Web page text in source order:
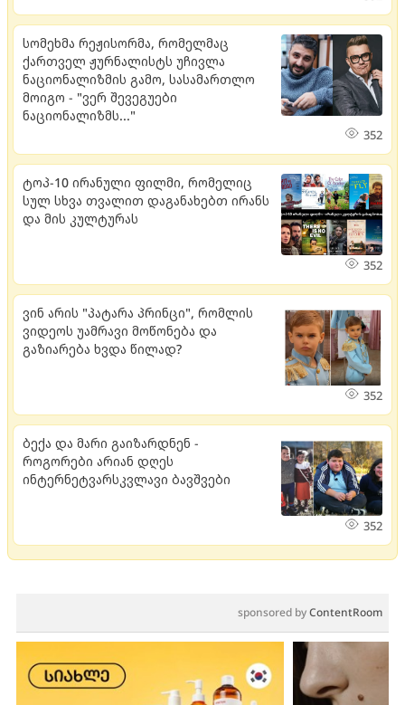
სომეხმა რეჟისორმა, რომელმაც
ქართველ ჟურნალისტს უჩივლა
ნაციონალიზმის გამო, სასამართლო
მოიგო - "ვერ შევეგუები
ნაციონალიზმს..."
352
ტოპ-10 ირანული ფილმი, რომელიც
სულ სხვა თვალით დაგანახებთ ირანს
და მის კულტურას
352
ვინ არის "პატარა პრინცი", რომლის
ვიდეოს უამრავი მოწონება და
გაზიარება ხვდა წილად?
352
ბექა და მარი გაიზარდნენ -
როგორები არიან დღეს
ინტერნეტვარსკვლავი ბავშვები
352
sponsored byContentRoom